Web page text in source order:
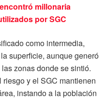
millonaria
por SGC
como intermedia,
superficie, aunque generó
zonas donde se sintió.
y el SGC mantienen
instando a la población